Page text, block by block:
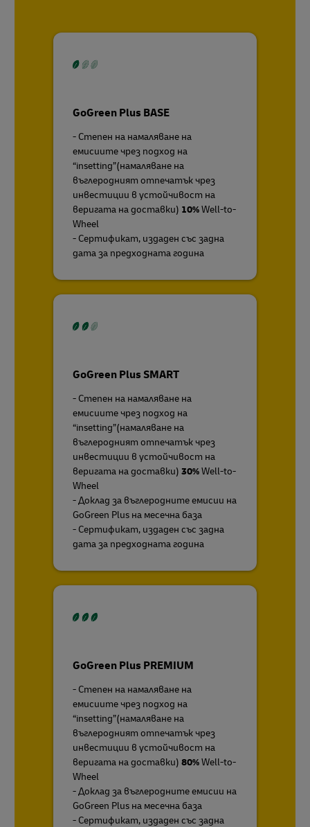
GoGreen Plus BASE
- Степен на намаляване на
емисиите чрез подход на
“insetting”(намаляване на
въглеродният отпечатък чрез
инвестиции в устойчивост на
веригата на доставки) 10%Well-to-
Wheel
- Сертификат, издаден със задна
дата за предходната година
GoGreen Plus SMART
- Степен на намаляване на
емисиите чрез подход на
“insetting”(намаляване на
въглеродният отпечатък чрез
инвестиции в устойчивост на
веригата на доставки) 30%Well-to-
Wheel
- Доклад за въглеродните емисии на
GoGreen Plus на месечна база
- Сертификат, издаден със задна
дата за предходната година
GoGreen Plus PREMIUM
- Степен на намаляване на
емисиите чрез подход на
“insetting”(намаляване на
въглеродният отпечатък чрез
инвестиции в устойчивост на
веригата на доставки) 80%Well-to-
Wheel
- Доклад за въглеродните емисии на
GoGreen Plus на месечна база
- Сертификат, издаден със задна